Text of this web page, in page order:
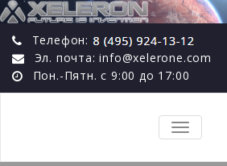
Телефон:
Эл. почта: info@xelerone.com
Пон.-Пятн. с 9:00 до 17:00
TOGGLE